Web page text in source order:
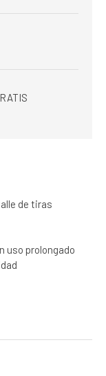
de tiras
uso prolongado